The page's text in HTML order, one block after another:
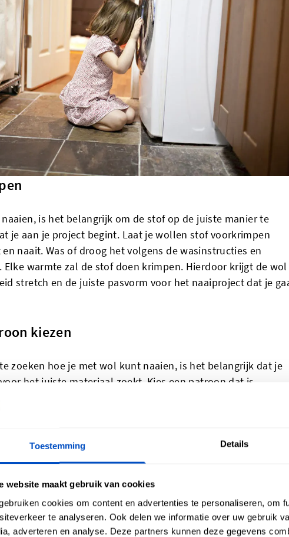
Toestemming Details
website maakt gebruik van cookies
cookies om content en advertenties te personaliseren, om
te analyseren. Ook delen we informatie over uw gebruik
adverteren en analyse. Deze partners kunnen deze gegevens
is het belangrijk om de stof op de juiste manier te
je aan je project begint. Laat je wollen stof voorkrimpen
naait. Was of droog het volgens de wasinstructies en
warmte zal de stof doen krimpen. Hierdoor krijgt de wol
stretch en de juiste pasvorm voor het naaiproject dat je
kiezen
zoeken hoe je met wol kunt naaien, is het belangrijk dat je
het juiste materiaal zoekt. Kies een patroon dat is
te worden gemaakt. Wol is niet altijd een volumineuze
rokken en jurken maken met fijnere wollen stoffen. Je
patronen vinden voor wollen jassen en gebruikmaken van
de juiste manier snijden
Gebruik bij het knippen dan ook een scherpe schaar. Een
zijn ideaal om rechte randen in wollen stof te knippen en